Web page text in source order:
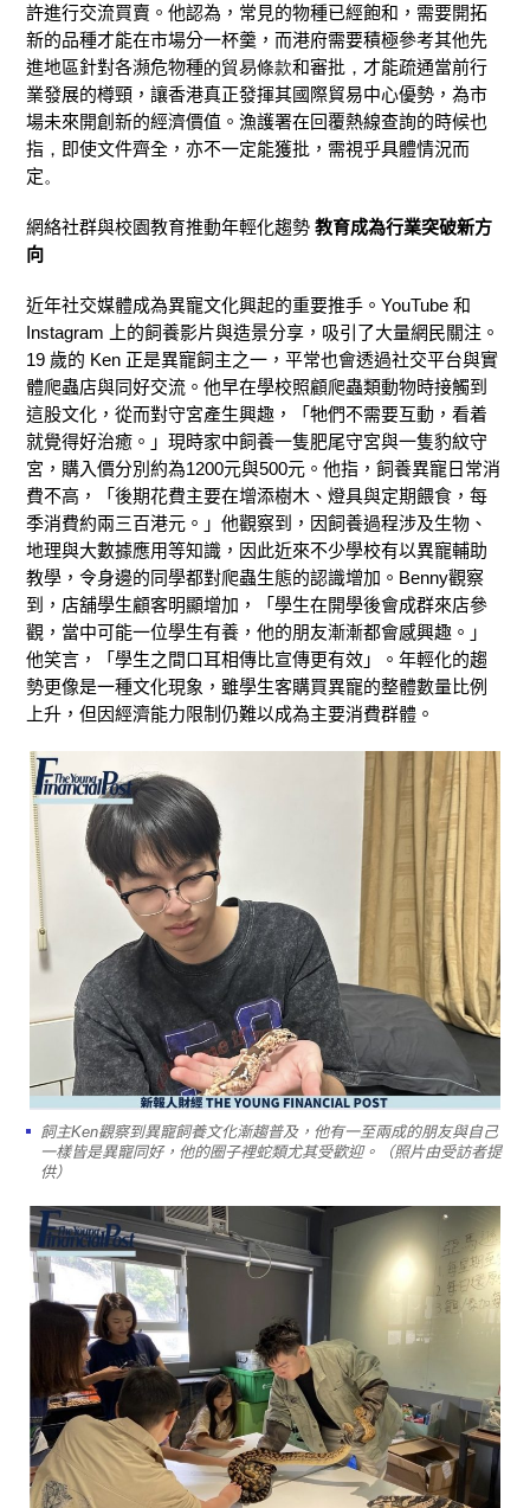
許進行交流買賣。 他認為， 常見的物種已經飽和，需要開拓
新的品種才能在市場分一杯羹 ，而港府需要積極參考其他先
進地區針對各瀕危物種的貿易條款和審批 ， 才能疏通當前行
業發展的樽頸，讓香港真正發揮其國際貿易中心優勢，為市
場未來開創新的經濟價值。 漁護署在回覆熱線查詢的時候也
指 ， 即使文件齊全，亦不一定能獲批， 需視乎具體情況而
定。
網絡社群與校園教育推動年輕化趨勢 教育成為行業突破新方
向
近年社交媒體成為異寵文化興起的重要推手。YouTube 和
Instagram 上的飼養影片與造景分享，吸引了大量網民關注 。
19 歲的 Ken 正是異寵飼主之一 ，平常也會透過社交平台與實
體爬蟲店與同好交流 。 他早在學校照顧爬蟲類動物時接觸到
這股文化，從而對守宮產生興趣 ，
「牠們不需要互動，看着
就覺得好治癒。」現時家中飼養一隻肥尾守宮與一隻豹紋守
宮，購入價分別約為1200元與500元。他指，飼養異寵日常消
費不高，「後期花費主要在增添樹木、燈具與定期餵食，每
季消費約兩三百港元 。」 他觀察到 ， 因飼養過程涉及生物、
地理與大數據應用等知識 ， 因此近來不少學校有以異寵輔助
教學， 令身邊的同學都對爬蟲生態的認識增加。 Benny觀察
到，店舖學生顧客明顯增加，「學生在開學後會成群來店參
觀 ， 當中可能一位學生有養，他的朋友漸漸都會感興趣。」
他笑言，「學生之間口耳相傳比宣傳更有效」。年輕化的趨
勢更像是一種文化現象，雖學生客購買異寵的整體數量比例
上升 ， 但因經濟能力限制仍難以成為主要消費群體。
飼主Ken觀察到異寵飼養文化漸趨普及，他有一至兩成的朋友與自己
一樣皆是異寵同好，他的圈子裡蛇類尤其受歡迎。（照片由受訪者提
供）